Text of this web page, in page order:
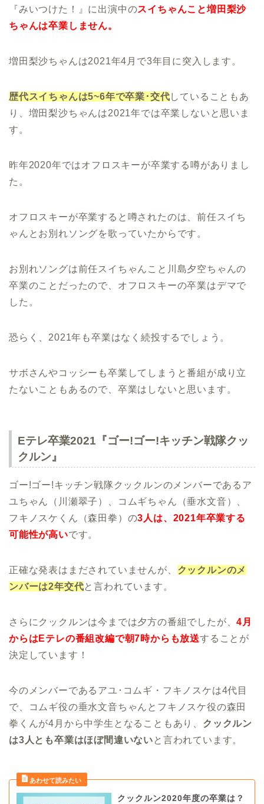
『みいつけた！』に出演中のスイちゃんこと増田梨沙
ちゃんは卒業しません。
増田梨沙ちゃんは2021年4月で3年目に突入します。
歴代スイちゃんは5~6年で卒業･交代していることもあ
り、増田梨沙ちゃんは2021年では卒業しないと思いま
す。
昨年2020年ではオフロスキーが卒業する噂がありまし
た。
オフロスキーが卒業すると噂されたのは、前任スイち
ゃんとお別れソングを歌っていたからです。
お別れソングは前任スイちゃんこと川島夕空ちゃんの
卒業のことだったので、オフロスキーの卒業はデマで
した。
恐らく、2021年も卒業はなく続投するでしょう。
サボさんやコッシーも卒業してしまうと番組が成り立
たないこともあるので、卒業はしないと思います。
Eテレ卒業2021『ゴー!ゴー!キッチン戦隊クッ
クルン』
ゴー!ゴー!キッチン戦隊クックルンのメンバーであるア
ユちゃん（川瀬翠子）、コムギちゃん（垂水文音）、
フキノスケくん（森田拳）の3人は、2021年卒業する
可能性が高いです。
正確な発表はまだされていませんが、 クックルンのメ
ンバーは2年交代と言われています。
さらにクックルンは今までは夕方の番組でしたが、4月
からはEテレの番組改編で朝7時からも放送することが
決定しています！
今のメンバーであるアユ･コムギ・フキノスケは4代目
で、コムギ役の垂水文音ちゃんとフキノスケ役の森田
拳くんが4月から中学生となることもあり、 クックルン
は3人とも卒業はほぼ間違いないと言われています。
クックルン2020年度の卒業は？